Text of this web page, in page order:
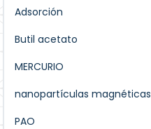
Adsorción
Butil acetato
MERCURIO
nanopartículas magnéticas
PAO